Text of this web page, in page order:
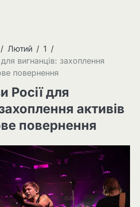
Лютий
1
вигнанців: захоплення
повернення
Росії для
активів
повернення